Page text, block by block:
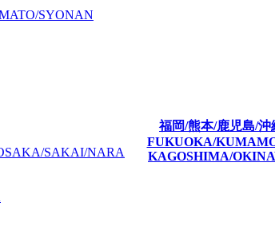
SYONAN
SAKAI/NARA
福岡/熊本/鹿児島/沖
FUKUOKA/
KAGOSHIMA/